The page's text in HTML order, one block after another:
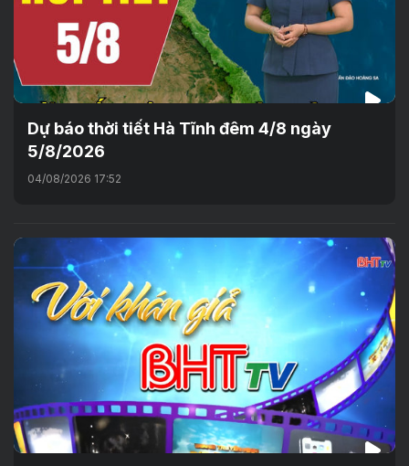
Dự báo thời tiết Hà Tĩnh đêm 4/8 ngày
5/8/2026
04/08/2026 17:52